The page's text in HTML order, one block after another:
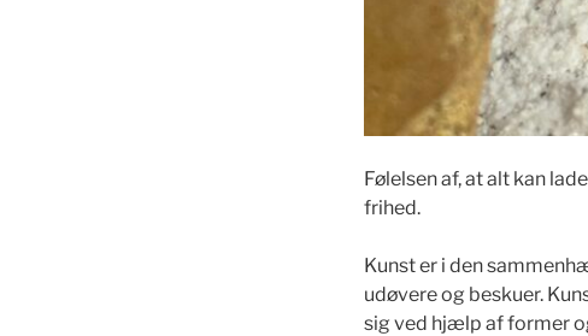
Følelsen af, at alt kan
frihed.
Kunst er i den
udøvere og beskuer.
sig ved hjælp af former